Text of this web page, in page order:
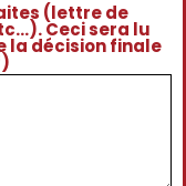
(lettre de
Ceci sera lu
la décision finale